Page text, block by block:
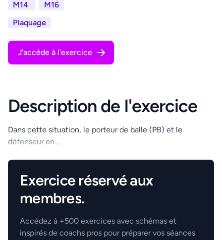
M14
M16
Plaquage
J'accède à l'exercice
Description de l'exercice
Dans cette situation, le porteur de balle (PB) et le
défenseur en ...
.
Exercice réservé aux
membres.
Accédez à +500 exercices avec schémas et
inspirés de coachs pros pour préparer vos séances